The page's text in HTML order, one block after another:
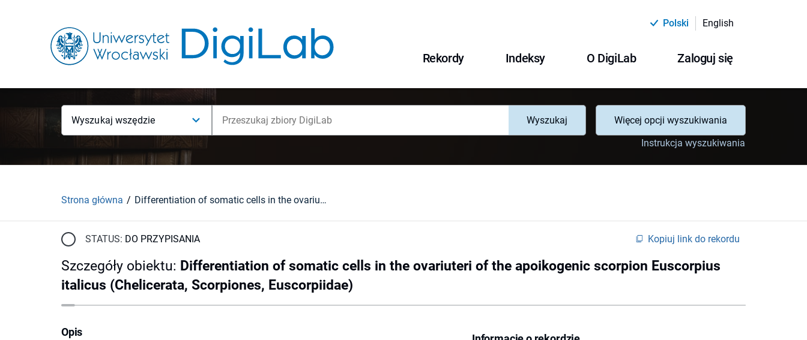
Polski English
Rekordy Indeksy O DigiLab Zaloguj się
Wyszukaj wszędzie Wyszukaj
Więcej opcji wyszukiwania
Instrukcja wyszukiwania
Strona główna Differentiation of somatic cells in the ovariuteri of the apoikogenic scorpion Euscorpius italicus (Chelicerata, Scorpiones, Euscorpiidae)
STATUS: DO PRZYPISANIA Kopiuj link do rekordu
Szczegóły obiektu: Differentiation of somatic cells in the ovariuteri of the apoikogenic scorpion Euscorpius
italicus (Chelicerata, Scorpiones, Euscorpiidae)
Opis